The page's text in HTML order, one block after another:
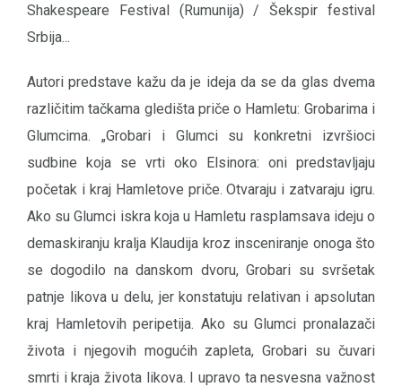
Shakespeare Festival (Rumunija) / Šekspir festival
Srbija...
Autori predstave kažu da je ideja da se da glas dvema
različitim tačkama gledišta priče o Hamletu: Grobarima i
Glumcima. „Grobari i Glumci su konkretni izvršioci
sudbine koja se vrti oko Elsinora: oni predstavljaju
početak i kraj Hamletove priče. Otvaraju i zatvaraju igru.
Ako su Glumci iskra koja u Hamletu rasplamsava ideju o
demaskiranju kralja Klaudija kroz insceniranje onoga što
se dogodilo na danskom dvoru, Grobari su svršetak
patnje likova u delu, jer konstatuju relativan i apsolutan
kraj Hamletovih peripetija. Ako su Glumci pronalazači
života i njegovih mogućih zapleta, Grobari su čuvari
smrti i kraja života likova. I upravo ta nesvesna važnost